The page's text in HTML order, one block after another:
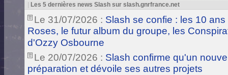
Les 5 dernières news Slash sur slash.gnrfrance.net
Le 31/07/2026 : Slash se confie : les 10
Roses, le futur album du groupe, les
d'Ozzy Osbourne
Le 20/07/2026 : Slash confirme qu'un
préparation et dévoile ses autres projets